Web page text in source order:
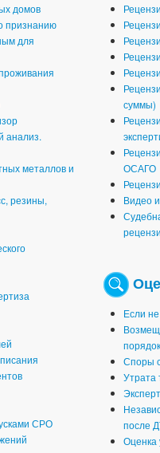
домов
признанию
для
анализ.
металлов и
резины,
СРО
суммы)
ОСАГО
Видео
Если
порядок
Споры
Утрата
после
Оценка